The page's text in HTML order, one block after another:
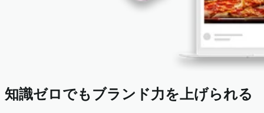
知識ゼロでもブランド力を上げられる